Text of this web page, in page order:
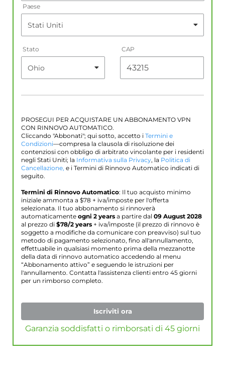
Paese
Stato CAP
PROSEGUI PER ACQUISTARE UN ABBONAMENTO VPN
CON RINNOVO AUTOMATICO.
Cliccando "Abbonati"; qui sotto, accetto i Termini e
Condizioni—compresa la clausola di risoluzione dei
contenziosi con obbligo di arbitrato vincolante per i residenti
negli Stati Uniti; la Informativa sulla Privacy, la Politica di
Cancellazione, e i Termini di Rinnovo Automatico indicati di
seguito.
Termini di Rinnovo Automatico: Il tuo acquisto minimo
iniziale ammonta a $78 + iva/imposte per l'offerta
selezionata. Il tuo abbonamento si rinnoverà
automaticamente ogni 2 years a partire dal 09 August 2028
al prezzo di $78/2 years + iva/imposte (il prezzo di rinnovo è
soggetto a modifiche da comunicare con preavviso) sul tuo
metodo di pagamento selezionato, fino all'annullamento,
effettuabile in qualsiasi momento prima della mezzanotte
della data di rinnovo automatico accedendo al menu
“Abbonamento attivo” e seguendo le istruzioni per
l'annullamento. Contatta l'assistenza clienti entro 45 giorni
per un rimborso completo.
Iscriviti ora
Garanzia soddisfatti o rimborsati di 45 giorni